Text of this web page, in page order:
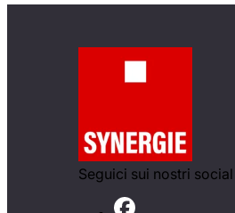
Seguici sui nostri social